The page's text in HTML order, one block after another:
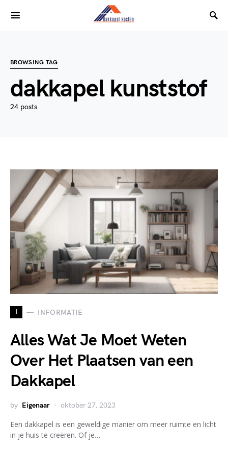
BROWSING TAG
dakkapel kunststof
24 posts
I INFORMATIE
Alles Wat Je Moet Weten
Over Het Plaatsen van een
Dakkapel
by Eigenaar oktober 27, 2023
Een dakkapel is een geweldige manier om meer ruimte en licht
in je huis te creëren. Of je…